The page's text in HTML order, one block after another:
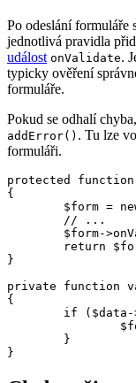
Po odeslání formuláře
jednotlivá pravidla
událost onValidate.
typicky ověření
formuláře.
Pokud se odhalí
addError() . Tu lze
formuláři.
protected function
{
}
private function
{